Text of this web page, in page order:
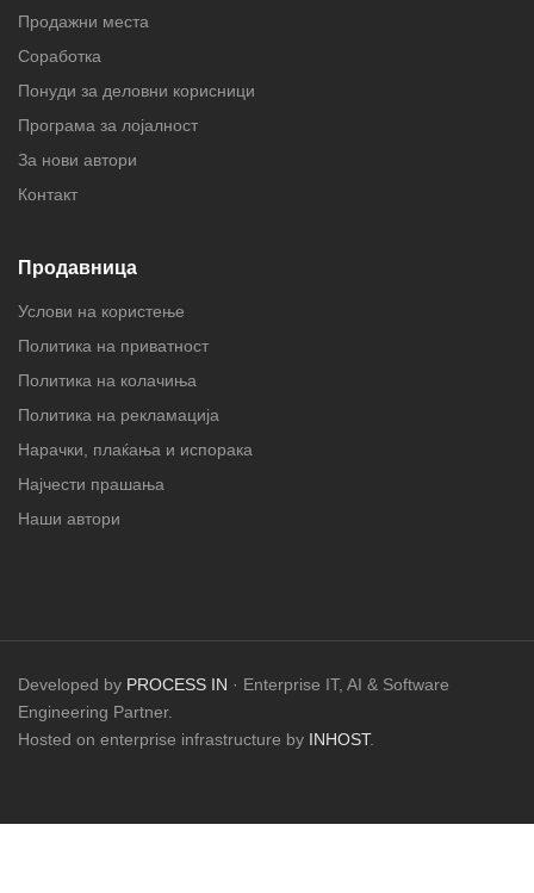
Продажни места
Соработка
Понуди за деловни корисници
Програма за лојалност
За нови автори
Контакт
Продавница
Услови на користење
Политика на приватност
Политика на колачиња
Политика на рекламација
Нарачки, плаќања и испорака
Најчести прашања
Наши автори
Developed by PROCESS IN · Enterprise IT, AI & Software
Engineering Partner.
Hosted on enterprise infrastructure by INHOST.